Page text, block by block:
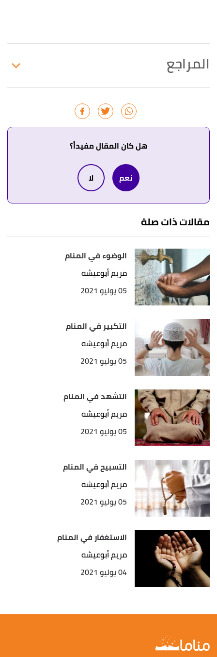
المراجع
هل كان المقال مفيداً؟
نعم لا
مقالات ذات صلة
الوضوء في المنام
مريم أبوعيشه
05 يوليو 2021
التكبير في المنام
مريم أبوعيشه
05 يوليو 2021
التشهد في المنام
مريم أبوعيشه
05 يوليو 2021
التسبيح في المنام
مريم أبوعيشه
05 يوليو 2021
الاستغفار في المنام
مريم أبوعيشه
04 يوليو 2021